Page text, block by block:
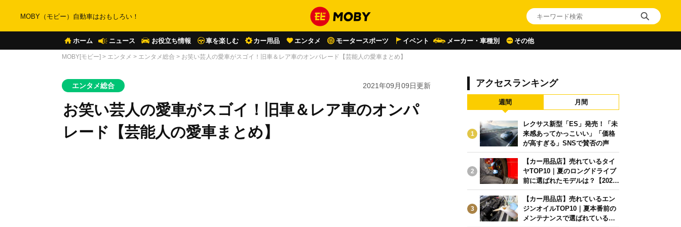
MOBY（モビー）自動車はおもしろい！
ホーム ニュース お役立ち情報 車を楽しむ カー用品 エンタメ モータースポーツ イベント メーカー・車種別 その他
MOBY[モビー] > エンタメ > エンタメ総合 > お笑い芸人の愛車がスゴイ！旧車＆レア車のオンパレード【芸能人の愛車まとめ】
エンタメ総合 2021年09月09日更新
お笑い芸人の愛車がスゴイ！旧車＆レア車のオンパ
レード【芸能人の愛車まとめ】
アクセスランキング
週間 月間
1
レクサス新型「ES」発売！「未
来感あってかっこいい」「価格
が高すぎる」SNSで賛否の声
2
【カー用品店】売れているタイ
ヤTOP10｜夏のロングドライブ
前に選ばれたモデルは？【2026
年6月版】
3
【カー用品店】売れているエン
ジンオイルTOP10｜夏本番前の
メンテナンスで選ばれている人